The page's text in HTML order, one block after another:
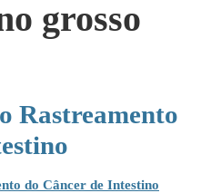
grosso
Rastreamento